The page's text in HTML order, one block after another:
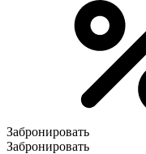
Забронировать
Забронировать